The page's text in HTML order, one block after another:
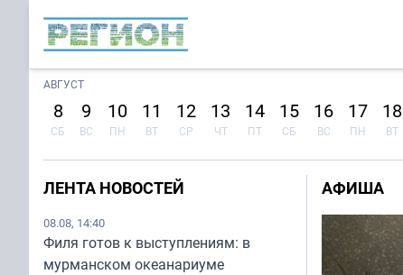
АВГУСТ
8
СБ
9
ВС
10
ПН
11
ВТ
12
СР
13
ЧТ
14
ПТ
15
СБ
16
ВС
17
ПН
18
ВТ
ЛЕНТА НОВОСТЕЙ
08.08, 14:40
Филя готов к выступлениям: в
мурманском океанариуме
АФИША